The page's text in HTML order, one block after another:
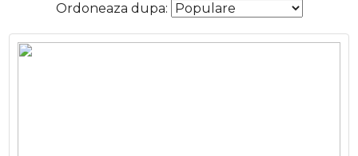
Ordoneaza dupa: